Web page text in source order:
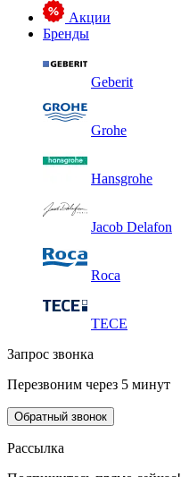
Акции
Бренды
Geberit
Grohe
Hansgrohe
Jacob Delafon
Roca
TECE
Запрос звонка
Перезвоним через 5 минут
Обратный звонок
Рассылка